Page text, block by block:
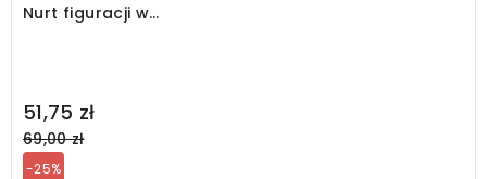
Nurt figuracji w
51,75 zł
Regular
price
69,00 zł
-25%